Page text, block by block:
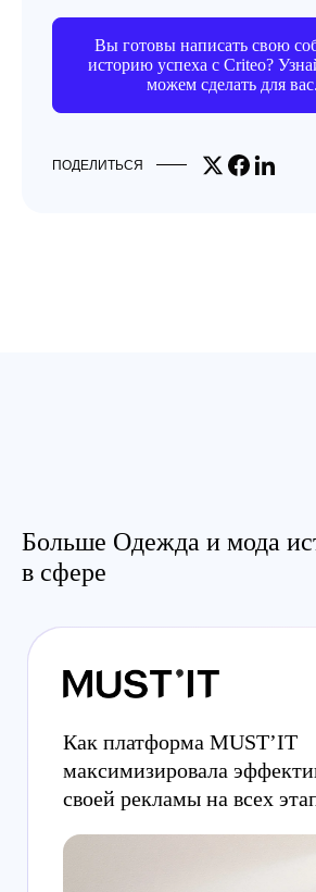
Вы готовы написать свою
историю успеха с Criteo? Узнайте, что мы
можем сделать для вас.
ПОДЕЛИТЬСЯ Share on X
Share onShare on
Больше Одежда и мода
в сфере
Как платформа MUST’IT
максимизировала
своей рекламы на всех